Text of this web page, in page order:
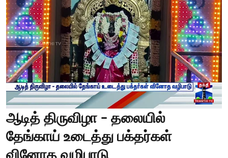
ஆடித் திருவிழா - தலையில்
தேங்காய் உடைத்து பக்தர்கள்
வினோத வழிபாடு